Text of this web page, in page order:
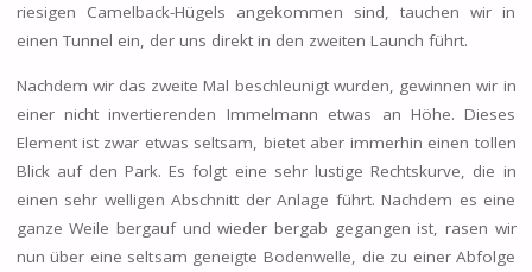
riesigen Camelback-Hügels angekommen sind, tauchen wir in
einen Tunnel ein, der uns direkt in den zweiten Launch führt.
Nachdem wir das zweite Mal beschleunigt wurden, gewinnen wir in
einer nicht invertierenden Immelmann etwas an Höhe. Dieses
Element ist zwar etwas seltsam, bietet aber immerhin einen tollen
Blick auf den Park. Es folgt eine sehr lustige Rechtskurve, die in
einen sehr welligen Abschnitt der Anlage führt. Nachdem es eine
ganze Weile bergauf und wieder bergab gegangen ist, rasen wir
nun über eine seltsam geneigte Bodenwelle, die zu einer Abfolge